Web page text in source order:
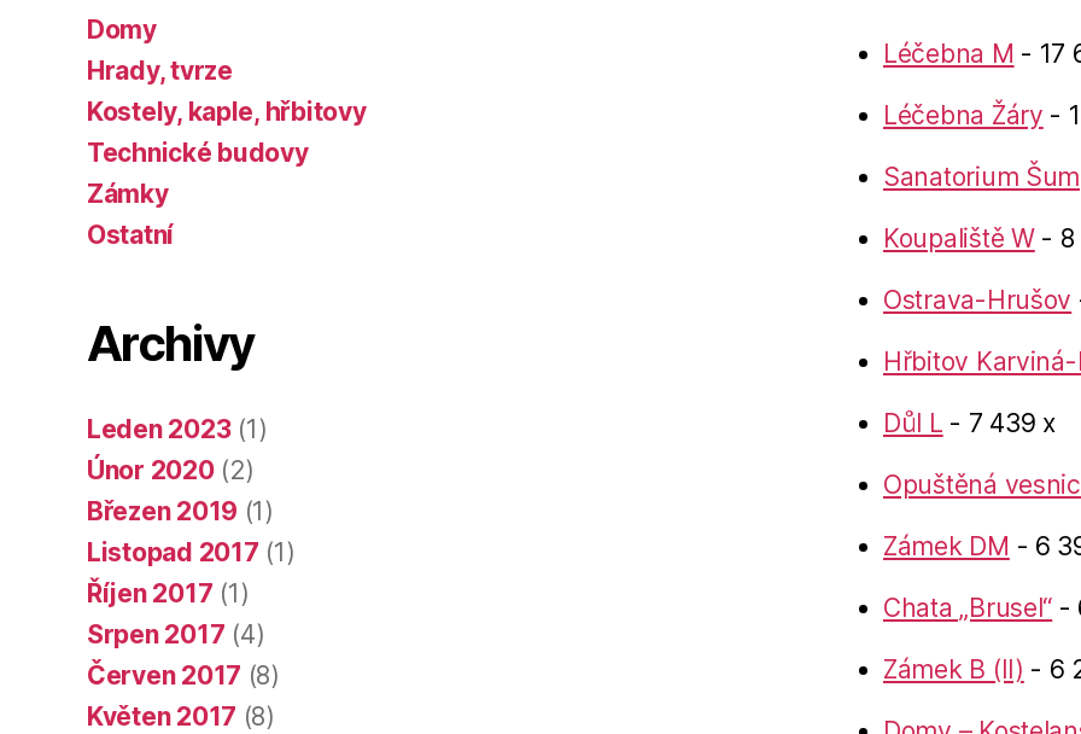
Domy
Hrady, tvrze
Kostely, kaple, hřbitovy
Technické budovy
Zámky
Ostatní
Archivy
Leden 2023(1)
Únor 2020(2)
Březen 2019 (1)
Listopad 2017 (1)
Říjen 2017 (1)
Srpen 2017 (4)
Červen 2017 (8)
Květen 2017 (8)
Léčebna M - 17
Léčebna Žáry -
Sanatorium
Koupaliště W- 8
Ostrava-Hrušov
Hřbitov
Důl L - 7 439 x
Opuštěná
Zámek DM - 6
Chata „Brusel“ -
Zámek B (II) - 6